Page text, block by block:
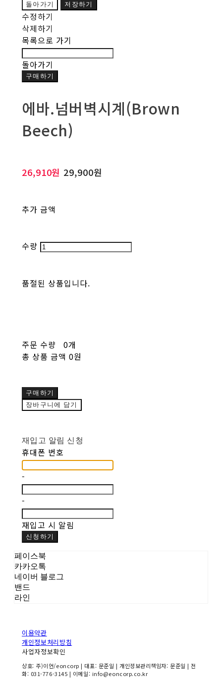
돌아가기 저장하기
수정하기
삭제하기
목록으로 가기
돌아가기
구매하기
에바.넘버벽시계(Brown
Beech)
26,910원 29,900원
추가 금액
수량
품절된 상품입니다.
주문 수량
0개
총 상품 금액 0원
구매하기
장바구니에 담기
재입고 알림 신청
휴대폰 번호
-
-
재입고 시 알림
신청하기
페이스북
카카오톡
네이버 블로그
밴드
라인
이용약관
개인정보처리방침
사업자정보확인
상호: 주)이언/eoncorp | 대표: 문준일 | 개인정보관리책임자: 문준일 | 전
화: 031-776-3145 | 이메일: info@eoncorp.co.kr